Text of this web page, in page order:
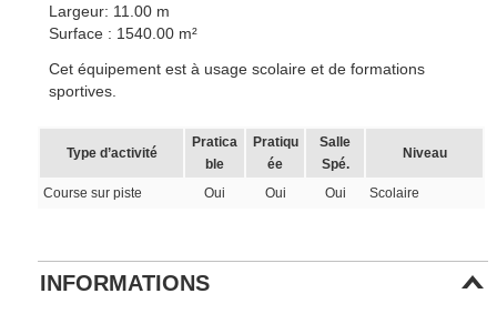
Largeur: 11.00 m
Surface : 1540.00 m²
Cet équipement est à usage scolaire et de formations
sportives.
Type d’activité
Pratica
ble
Pratiqu
ée
Salle
Spé.
Niveau
Course sur piste Oui Oui Oui Scolaire
INFORMATIONS